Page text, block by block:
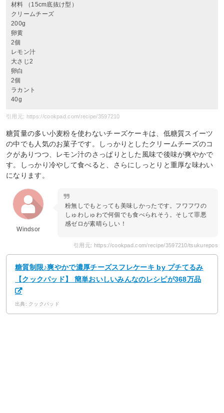
材料 （15cm底抜け型）
クリームチーズ
200g
卵黄
2個
レモン汁
大さじ2
卵白
2個
ラカント
40g
引用元: https://cookpad.com/recipe/3597210
糖質量の多い小麦粉を使わないチーズケーキは、低糖質スイーツ
の中でも人気のお菓子です。しっかりとしたクリームチーズのコ
クがありつつ、レモン汁のさっぱりとした風味で後味が爽やかで
す。しっかり冷やして食べると、さらにしっとりと重厚な味わい
になります。
Windsor
粉無しでもとっても美味しかったです。フワフワの
しゅわしゅわで何個でも食べられそう。そして罪悪
感ゼロが素晴らしい！
引用元: https://cookpad.com/recipe/3597210/tsukurepos
糖質制限♪爽やかで濃厚チーズスフレケーキ by プチてるみ
【クックパッド】 簡単おいしいみんなのレシピが368万品
出典: クックパッド